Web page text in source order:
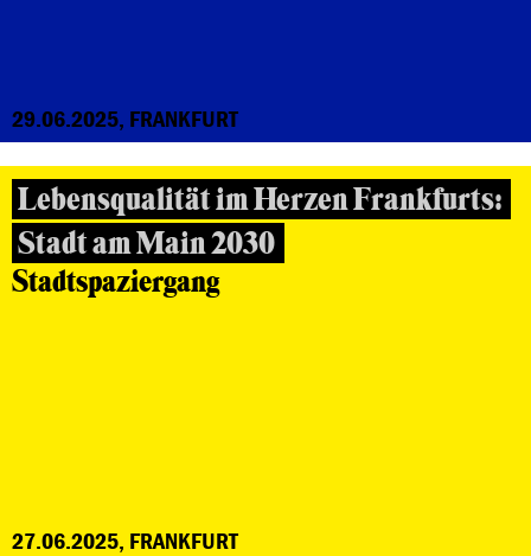
29.06.2025, FRANKFURT
Lebensqualität im Herzen Frankfurts:
Stadt am Main 2030
Stadtspaziergang
27.06.2025, FRANKFURT